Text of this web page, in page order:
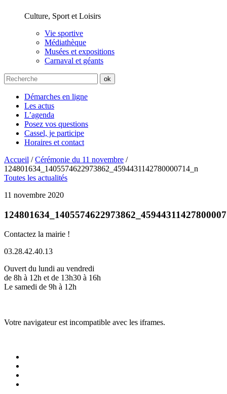
Culture, Sport et Loisirs
Vie sportive
Médiathèque
Musées et expositions
Carnaval et géants
Démarches en ligne
Les actus
L’agenda
Posez vos questions
Cassel, je participe
Horaires et contact
Accueil /Cérémonie du 11 novembre /
124801634_1405574622973862_4594431142780000714_n
Toutes les actualités
11 novembre 2020
Contactez la mairie !
03.28.42.40.13
Ouvert du lundi au vendredi
de 8h à 12h et de 13h30 à 16h
Le samedi de 9h à 12h
Votre navigateur est incompatible avec les iframes.